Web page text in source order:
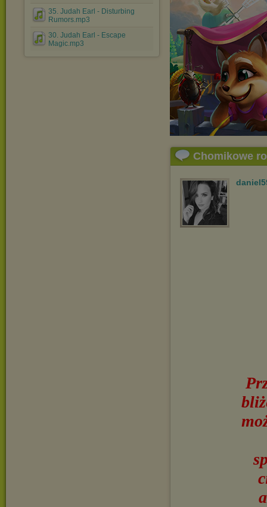
35. Judah Earl - Disturbing
Rumors.mp3
30. Judah Earl - Escape
Magic.mp3
Chomikowe